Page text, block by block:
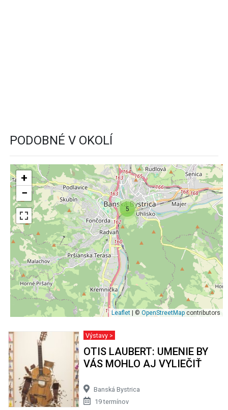
PODOBNÉ V OKOLÍ
5
+
−
Leaflet | © OpenStreetMap contributors
Výstavy >
OTIS LAUBERT: UMENIE BY
VÁS MOHLO AJ VYLIEČIŤ
Banská Bystrica
19 termínov